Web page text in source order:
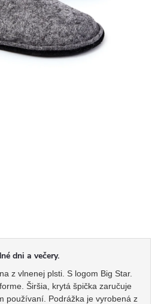
dni a večery.
z vlnenej plsti. S logom Big Star.
Širšia, krytá špička zaručuje
používaní. Podrážka je vyrobená z